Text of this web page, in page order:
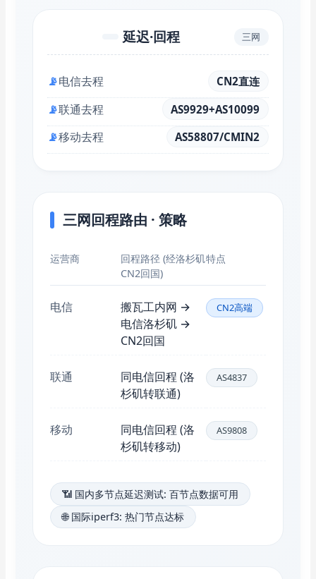
延迟·回程 三网
📡电信去程 CN2直连
📡联通去程 AS9929+AS10099
📡移动去程 AS58807/CMIN2
三网回程路由 · 策略
运营商
回程路径 (经洛杉矶
CN2回国)
特点
电信
搬瓦工内网 →
电信洛杉矶 →
CN2回国
CN2高端
联通
同电信回程 (洛
杉矶转联通)
AS4837
移动
同电信回程 (洛
杉矶转移动)
AS9808
📶 国内多节点延迟测试: 百节点数据可用
🌐 国际iperf3: 热门节点达标